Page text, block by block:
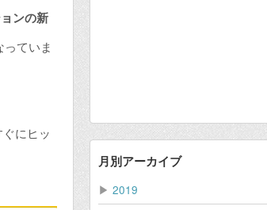
ンの新
っていま
にヒッ
月別アーカイブ
▶ 2019